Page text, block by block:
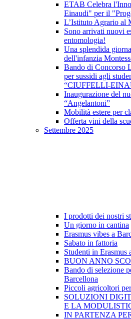
ETAB Celebra
Einaudi" per il
L’Istituto Agrario al
Sono arrivati nuovi
entomologia!
Una splendida
dell'infanzia
Bando di Concorso
per sussidi agli
“CIUFFELLI-
Inaugurazione del
“Angelantoni”
Mobilità estere per
Offerta vini della
Settembre 2025
I prodotti dei nostri
Un giorno in cantina
Erasmus vibes a
Sabato in fattoria
Studenti in Erasmus
BUON ANNO
Bando di selezione
Barcellona
Piccoli agricoltori
SOLUZIONI
E LA
IN PARTENZA